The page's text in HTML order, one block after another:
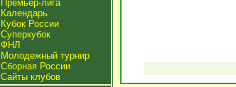
Премьер-лига
Календарь
Кубок России
Суперкубок
ФНЛ
Молодежный турнир
Сборная России
Сайты клубов